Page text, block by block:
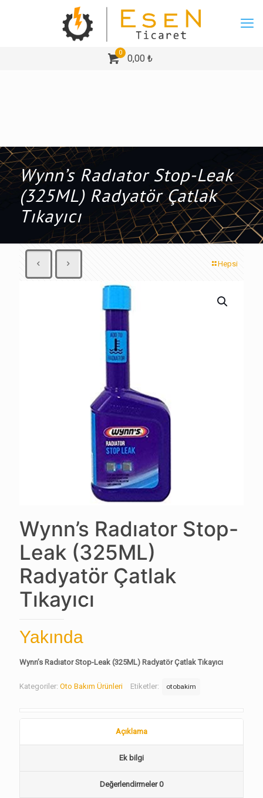
0
0,00 ₺
Wynn’s Radıator Stop-Leak
(325ML) Radyatör Çatlak
Tıkayıcı
Hepsi
Wynn’s Radıator Stop-
Leak (325ML)
Radyatör Çatlak
Tıkayıcı
Yakında
Wynn’s Radıator Stop-Leak (325ML) Radyatör Çatlak Tıkayıcı
Kategoriler: Oto Bakım Ürünleri Etiketler: otobakim
Açıklama
Ek bilgi
Değerlendirmeler0